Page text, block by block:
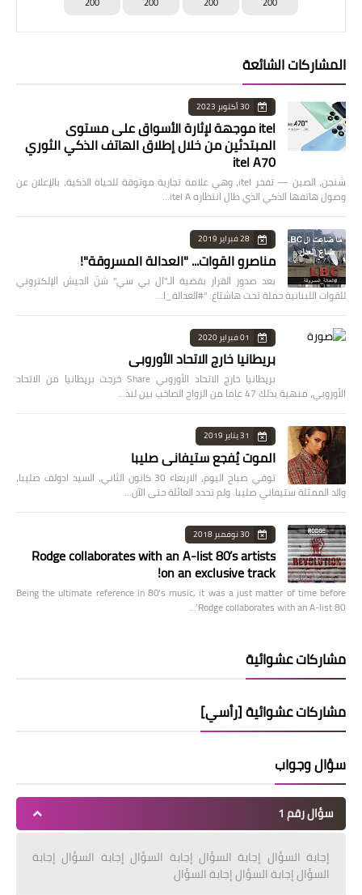
المشاركات الشائعة
30 أكتوبر 2023
itel موجهة لإثارة الأسواق على مستوى
المبتدئين من خلال إطلاق الهاتف الذكي الثوري
itel A70
شنجن، الصين — تفخر itel، وهي علامة تجارية موثوقة للحياة الذكية، بالإعلان عن
وصول هاتفها الذكي الذي طال انتظاره itel A…
28 فبراير 2019
مناصرو القوات... "العدالة المسروقة"!
بعد صدور القرار بقضية الـ"ال بي سي" شنّ الجيش الإلكتروني
للقوات اللبنانية حملة تحت هاشتاغ: "#العدالة_ا…
01 فبراير 2020
بريطانيا خارج الاتحاد الأوروبي
بريطانيا خارج الاتحاد الأوروبي Share خرجت بريطانيا من الاتحاد
الأوروبي، منهية بذلك 47 عاما من الزواج الصاخب بين لند…
31 يناير 2019
الموت يُفجع ستيفاني صليبا
توفي صباح اليوم، الاربعاء 30 كانون الثاني، السيد ادولف صليبا،
والد الممثلة ستيفاني صليبا. ولم تحدد العائلة حتى الآن…
30 نوفمبر 2018
Rodge collaborates with an A-list 80’s artists
on an exclusive track!
Being the ultimate reference in 80’s music, it was a just matter of time before
Rodge collaborates with an A-list 80’…
مشاركات عشوائية
مشاركات عشوائية [رأسي]
سؤال وجواب
سؤال رقم 1
إجابة السؤال إجابة السؤال إجابة السؤال إجابة السؤال إجابة
السؤال إجابة السؤال إجابة السؤال